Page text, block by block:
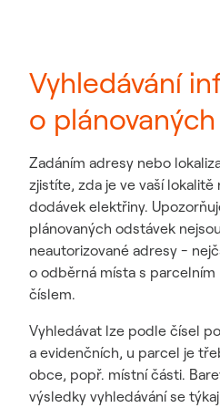
Vyhledávání
o
Zadáním adresy nebo
zjistíte, zda je ve vaší lokalitě
dodávek elektřiny.
plánovaných odstávek
neautorizované adresy -
o odběrná místa s
číslem.
Vyhledávat lze podle čísel
a evidenčních, u parcel je
obce, popř. místní části.
výsledky vyhledávání se